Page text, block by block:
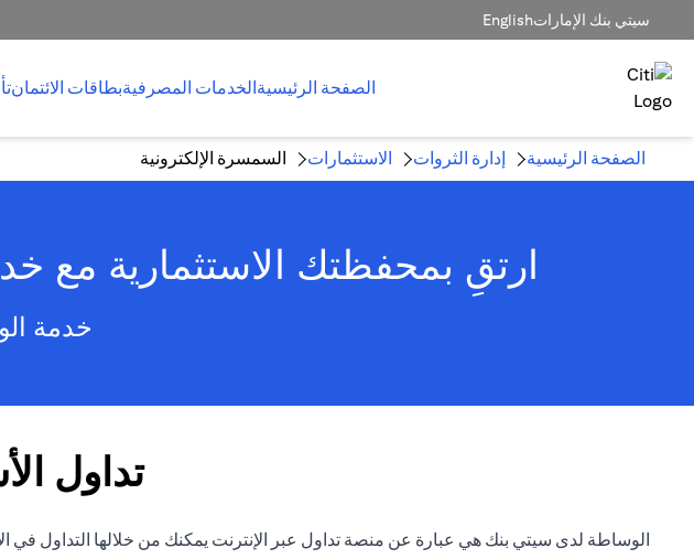
سيتي بنك الإماراتEnglish
الصفحة الرئيسيةالخدمات المصرفيةبطاقات الائتمان
الصفحة الرئيسية إدارة الثروات الاستثمارات السمسرة الإلكترونية
ارتقِ بمحفظتك الاستثمارية مع
خدمة
تداول
الوساطة لدى سيتي بنك هي عبارة عن منصة تداول عبر الإنترنت يمكنك من خلالها التداول في